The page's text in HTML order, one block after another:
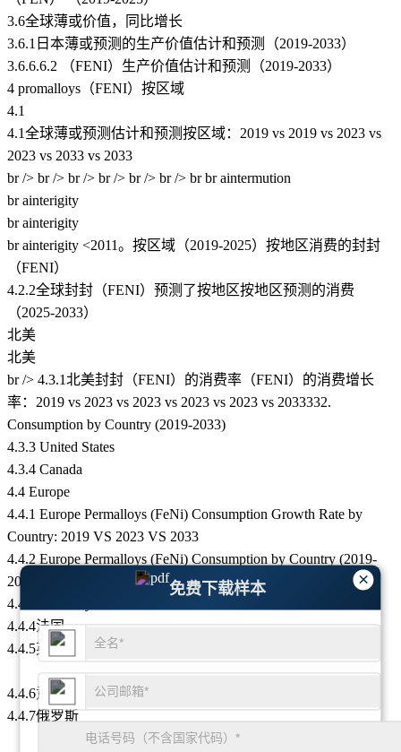
×
免费下载样本
3.6全球薄或价值，同比增长
3.6.1日本薄或预测的生产价值估计和预测（2019-2033）
3.6.6.6.2 （FENI）生产价值估计和预测（2019-2033）
4 promalloys（FENI）按区域
4.1
4.1全球薄或预测估计和预测按区域：2019 vs 2019 vs 2023 vs
2023 vs 2033 vs 2033
br /> br /> br /> br /> br /> br /> br br aintermution
br ainterigity
br ainterigity
br ainterigity <2011。按区域（2019-2025）按地区消费的封封
（FENI）
4.2.2全球封封（FENI）预测了按地区按地区预测的消费
（2025-2033）
北美
北美
br /> 4.3.1北美封封（FENI）的消费率（FENI）的消费增长
率：2019 vs 2023 vs 2023 vs 2023 vs 2023 vs 2033332.
Consumption by Country (2019-2033)
4.3.3 United States
4.3.4 Canada
4.4 Europe
4.4.1 Europe Permalloys (FeNi) Consumption Growth Rate by
Country: 2019 VS 2023 VS 2033
4.4.2 Europe Permalloys (FeNi) Consumption by Country (2019-
2033)
4.4.3 Germany
4.4.4法国
4.4.5英国
4.4.6意大利
4.4.7俄罗斯